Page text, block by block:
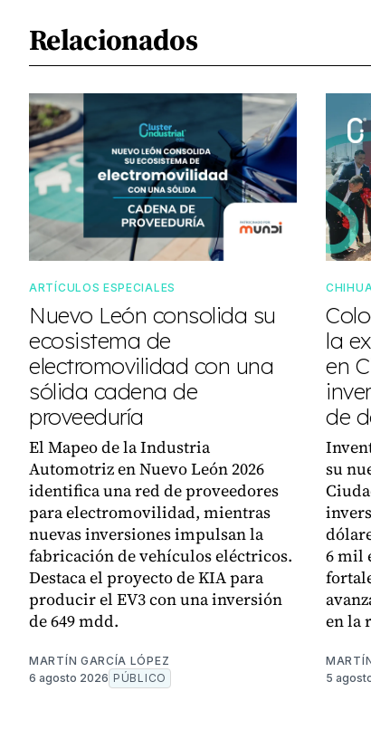
Relacionados
ARTÍCULOS ESPECIALES
Nuevo León consolida su
ecosistema de
electromovilidad con una
sólida cadena de
proveeduría
El Mapeo de la Industria
Automotriz en Nuevo León 2026
identifica una red de proveedores
para electromovilidad, mientras
nuevas inversiones impulsan la
fabricación de vehículos eléctricos.
Destaca el proyecto de KIA para
producir el EV3 con una inversión
de 649 mdd.
MARTÍN GARCÍA LÓPEZ
6 agosto 2026 PÚBLICO
la
en
de
su
6 mil
en la
5